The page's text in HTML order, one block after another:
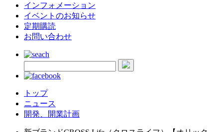
インフォメーション
イベントのお知らせ
定期購読
お問い合わせ
トップ
ニュース
開発、開業計画